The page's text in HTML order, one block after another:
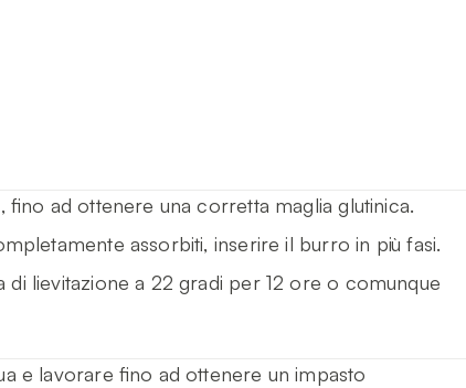
ad ottenere una corretta maglia glutinica.
assorbiti, inserire il burro in più fasi.
lievitazione a 22 gradi per 12 ore o comunque
e lavorare fino ad ottenere un impasto